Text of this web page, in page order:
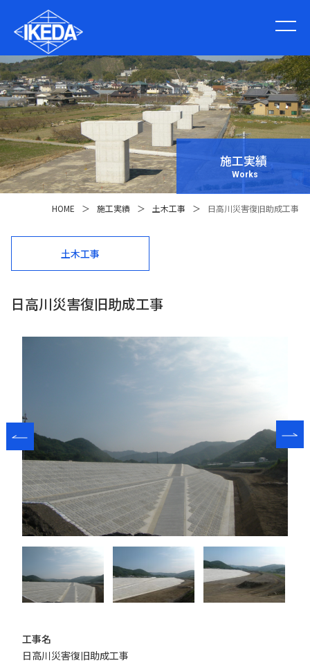
施工実績
Works
HOME ＞ 施工実績 ＞ 土木工事 ＞ 日高川災害復旧助成工事
土木工事
日高川災害復旧助成工事
工事名
日高川災害復旧助成工事